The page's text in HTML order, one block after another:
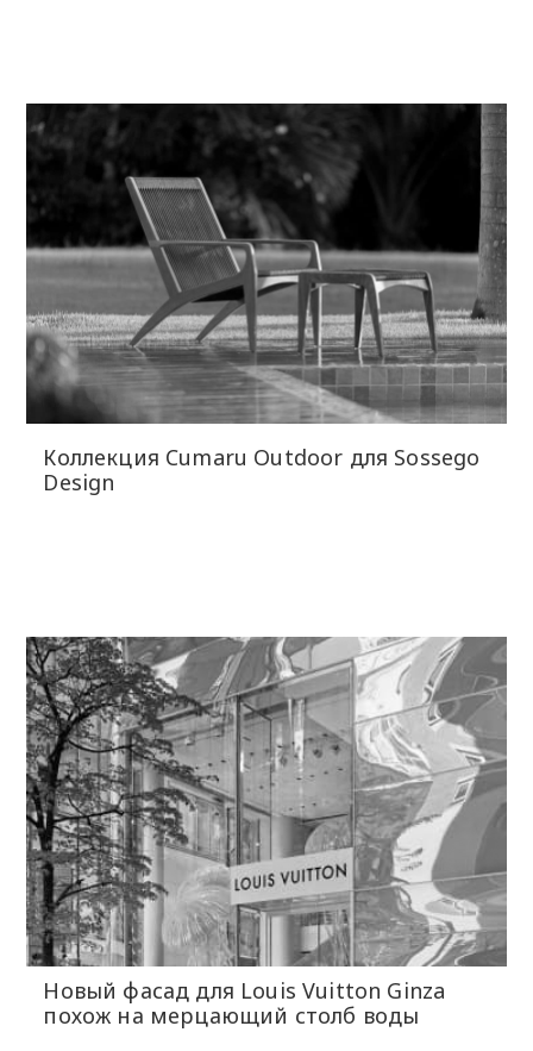
Коллекция Cumaru Outdoor для Sossego
Design
Новый фасад для Louis Vuitton Ginza
похож на мерцающий столб воды